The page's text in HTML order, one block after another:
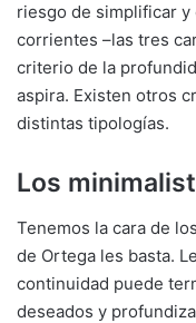
riesgo de simplificar
corrientes –las tres
criterio de la
aspira. Existen otros
distintas tipologías.
Los
Tenemos la cara de
de Ortega les basta.
continuidad puede
deseados y